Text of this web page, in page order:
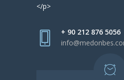
</p>
+ 90 212 876 5056